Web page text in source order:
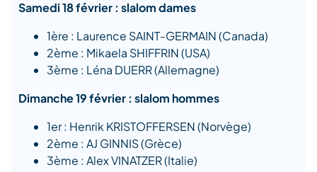
Samedi 18 février : slalom dames
1ère : Laurence SAINT-GERMAIN (Canada)
2ème : Mikaela SHIFFRIN (USA)
3ème : Léna DUERR (Allemagne)
Dimanche 19 février : slalom hommes
1er : Henrik KRISTOFFERSEN (Norvège)
2ème : AJ GINNIS (Grèce)
3ème : Alex VINATZER (Italie)